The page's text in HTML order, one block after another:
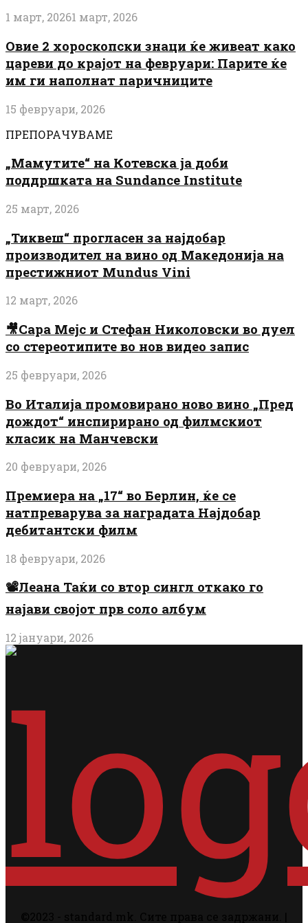
1 март, 20261 март, 2026
Овие 2 хороскопски знаци ќе живеат како
цареви до крајот на февруари: Парите ќе
им ги наполнат паричниците
15 февруари, 2026
ПРЕПОРАЧУВАМЕ
„Мамутите“ на Котевска ја доби
поддршката на Sundance Institute
25 март, 2026
„Тиквеш“ прогласен за најдобар
производител на вино од Македонија на
престижниот Mundus Vini
12 март, 2026
🎥Сара Мејс и Стефан Николовски во дуел
со стереотипите во нов видео запис
25 февруари, 2026
Во Италија промовирано ново вино „Пред
дождот“ инспирирано од филмскиот
класик на Манчевски
20 февруари, 2026
Премиера на „17“ во Берлин, ќе се
натпреварува за наградата Најдобар
дебитантски филм
18 февруари, 2026
📽️Леана Таќи со втор сингл откако го
најави својот прв соло албум
12 јануари, 2026